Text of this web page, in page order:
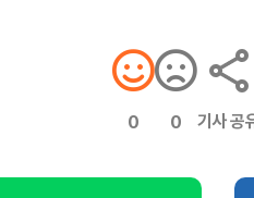
0 0 기사 공